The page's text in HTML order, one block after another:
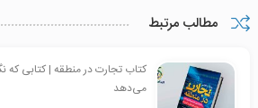
مطالب مرتبط
کتاب تجارت در منطقه | کتابی که
می‌دهد